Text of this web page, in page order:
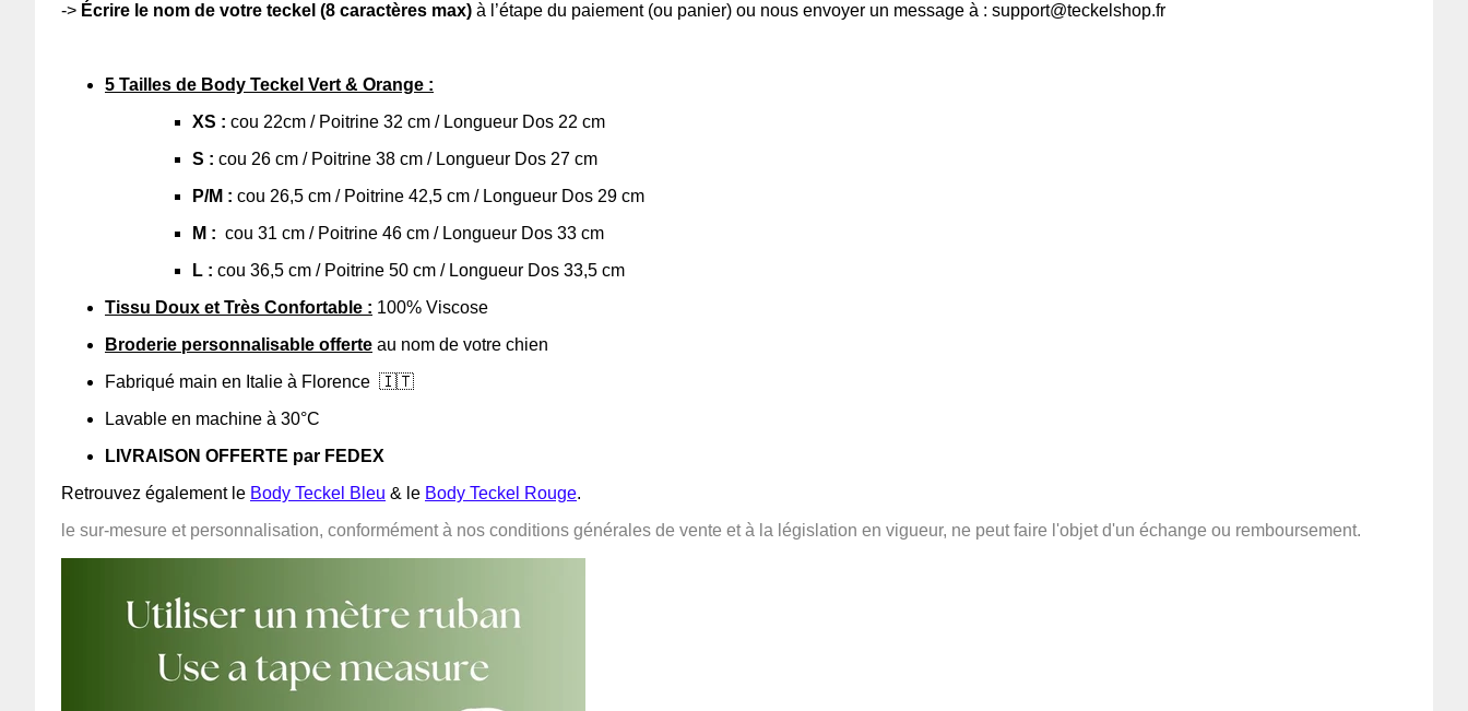
-> Écrire le nom de votre teckel (8 caractères max) à l’étape du paiement (ou panier) ou nous envoyer un message à : support@teckelshop.fr
5 Tailles de Body Teckel Vert & Orange :
XS : cou 22cm / Poitrine 32 cm / Longueur Dos 22 cm
S : cou 26 cm / Poitrine 38 cm / Longueur Dos 27 cm
P/M : cou 26,5 cm / Poitrine 42,5 cm / Longueur Dos 29 cm
M : cou 31 cm / Poitrine 46 cm / Longueur Dos 33 cm
L : cou 36,5 cm / Poitrine 50 cm / Longueur Dos 33,5 cm
Tissu Doux et Très Confortable : 100% Viscose
Broderie personnalisable offerte au nom de votre chien
Fabriqué main en Italie à Florence 🇮🇹
Lavable en machine à 30°C
LIVRAISON OFFERTE par FEDEX
Retrouvez également le Body Teckel Bleu & le Body Teckel Rouge.
le sur-mesure et personnalisation, conformément à nos conditions générales de vente et à la législation en vigueur, ne peut faire l'objet d'un échange ou remboursement.